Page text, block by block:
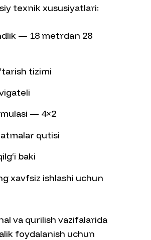
texnik xususiyatlari:
— 18 metrdan 28
tizimi
— 4×2
qutisi
baki
xavfsiz ishlashi uchun
va qurilish vazifalarida
foydalanish uchun